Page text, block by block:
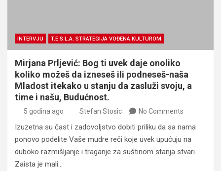
INTERVJU T.E.S.L.A. STRATEGIJA VOĐENA KULTUROM
Mirjana Prljević: Bog ti uvek daje onoliko
koliko možeš da izneseš ili podneseš-naša
Mladost itekako u stanju da zasluži svoju, a
time i našu, Budućnost.
5 godina ago Stefan Stosic No Comments
Izuzetna su čast i zadovoljstvo dobiti priliku da sa nama
ponovo podelite Vaše mudre reči koje uvek upućuju na
duboko razmišljanje i traganje za suštinom stanja stvari.
Zaista je mali…